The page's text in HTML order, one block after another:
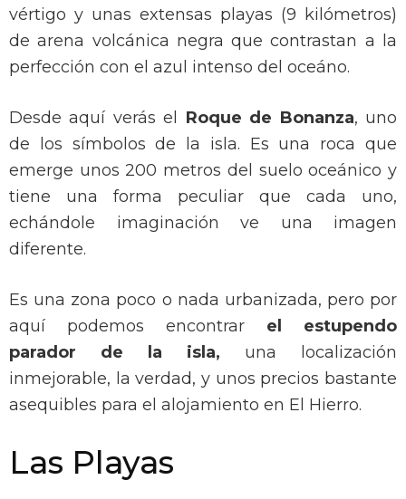
vértigo y unas extensas playas (9 kilómetros)
de arena volcánica negra que contrastan a la
perfección con el azul intenso del oceáno.
Desde aquí verás el Roque de Bonanza, uno
de los símbolos de la isla. Es una roca que
emerge unos 200 metros del suelo oceánico y
tiene una forma peculiar que cada uno,
echándole imaginación ve una imagen
diferente.
Es una zona poco o nada urbanizada, pero por
aquí podemos encontrar el estupendo
parador de la isla, una localización
inmejorable, la verdad, y unos precios bastante
asequibles para el alojamiento en El Hierro.
Las Playas